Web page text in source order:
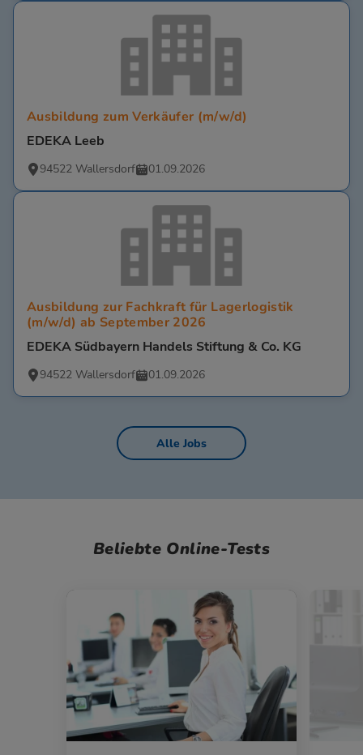
Ausbildung zum Verkäufer (m/w/d)
EDEKA Leeb
94522 Wallersdorf 01.09.2026
Ausbildung zur Fachkraft für Lagerlogistik
(m/w/d) ab September 2026
EDEKA Südbayern Handels Stiftung & Co. KG
94522 Wallersdorf 01.09.2026
Alle Jobs
Beliebte Online-Tests